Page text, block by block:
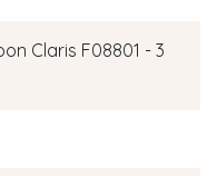
Claris F08801 - 3